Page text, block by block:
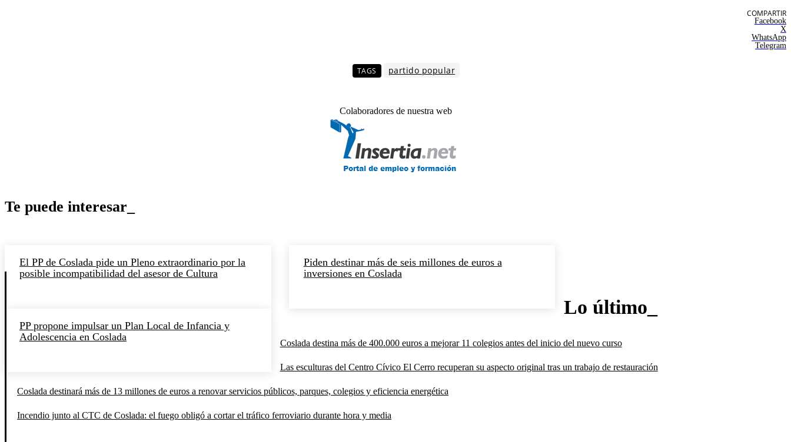
COMPARTIR
Facebook
X
WhatsApp
Telegram
TAGS partido popular
Colaboradores de nuestra web
Te puede interesar_
El PP de Coslada pide un Pleno extraordinario por la
posible incompatibilidad del asesor de Cultura
Piden destinar más de seis millones de euros a
inversiones en Coslada
PP propone impulsar un Plan Local de Infancia y
Adolescencia en Coslada
Lo último_
Coslada destina más de 400.000 euros a mejorar 11 colegios antes del inicio del nuevo curso
Las esculturas del Centro Cívico El Cerro recuperan su aspecto original tras un trabajo de restauración
Coslada destinará más de 13 millones de euros a renovar servicios públicos, parques, colegios y eficiencia energética
Incendio junto al CTC de Coslada: el fuego obligó a cortar el tráfico ferroviario durante hora y media